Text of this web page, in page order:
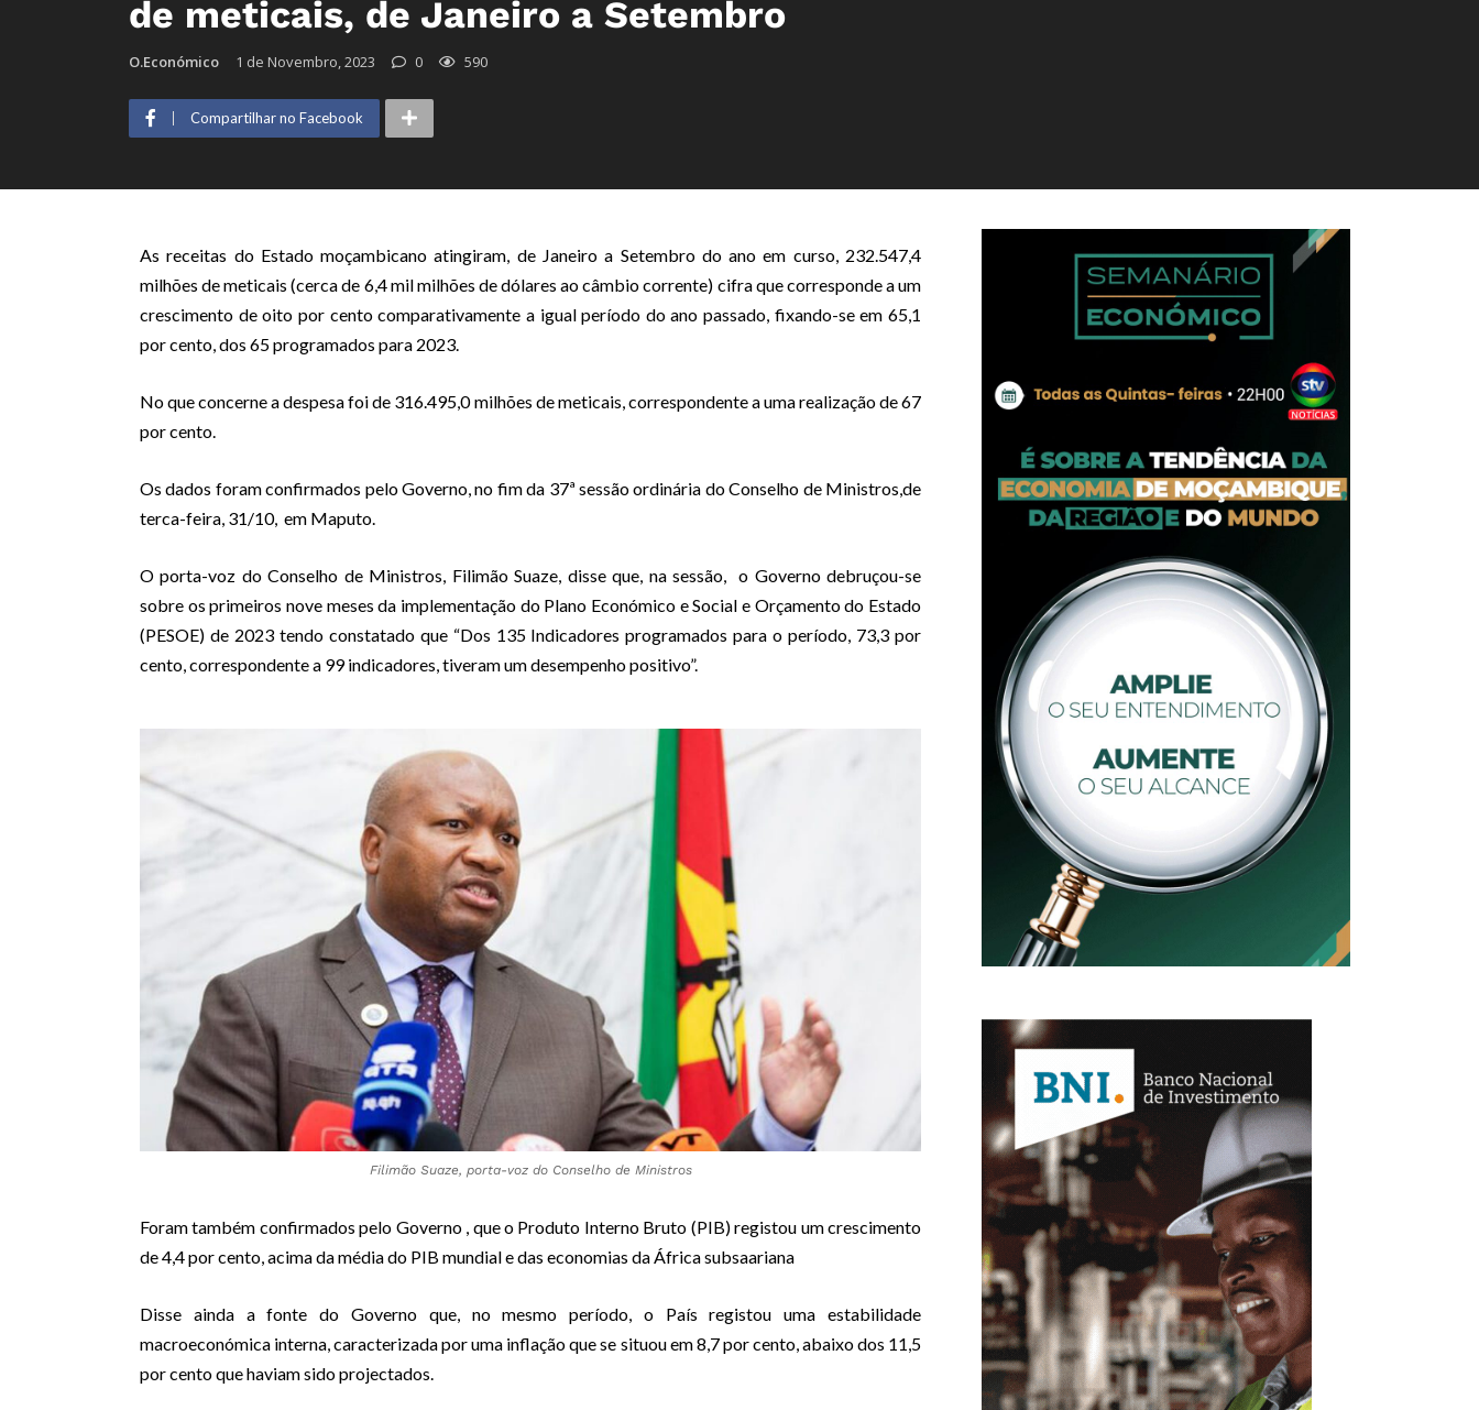
de meticais, de Janeiro a Setembro
O.Económico 1 de Novembro, 2023 0 590
Compartilhar no Facebook
As receitas do Estado moçambicano atingiram, de Janeiro a Setembro do ano em curso, 232.547,4
milhões de meticais (cerca de 6,4 mil milhões de dólares ao câmbio corrente) cifra que corresponde a um
crescimento de oito por cento comparativamente a igual período do ano passado, fixando-se em 65,1
por cento, dos 65 programados para 2023.
No que concerne a despesa foi de 316.495,0 milhões de meticais, correspondente a uma realização de 67
por cento.
Os dados foram confirmados pelo Governo, no fim da 37ª sessão ordinária do Conselho de Ministros,de
terca-feira, 31/10, em Maputo.
O porta-voz do Conselho de Ministros, Filimão Suaze, disse que, na sessão, o Governo debruçou-se
sobre os primeiros nove meses da implementação do Plano Económico e Social e Orçamento do Estado
(PESOE) de 2023 tendo constatado que “Dos 135 Indicadores programados para o período, 73,3 por
cento, correspondente a 99 indicadores, tiveram um desempenho positivo”.
Filimão Suaze, porta-voz do Conselho de Ministros
Foram também confirmados pelo Governo , que o Produto Interno Bruto (PIB) registou um crescimento
de 4,4 por cento, acima da média do PIB mundial e das economias da África subsaariana
Disse ainda a fonte do Governo que, no mesmo período, o País registou uma estabilidade
macroeconómica interna, caracterizada por uma inflação que se situou em 8,7 por cento, abaixo dos 11,5
por cento que haviam sido projectados.